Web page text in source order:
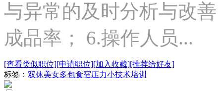
与异常的及时分析与改
成品率； 6.操作人员...
[查看类似职位][申请职位][加入收藏][推荐给好友]
标签： 双休美女多包食宿压力小技术培训